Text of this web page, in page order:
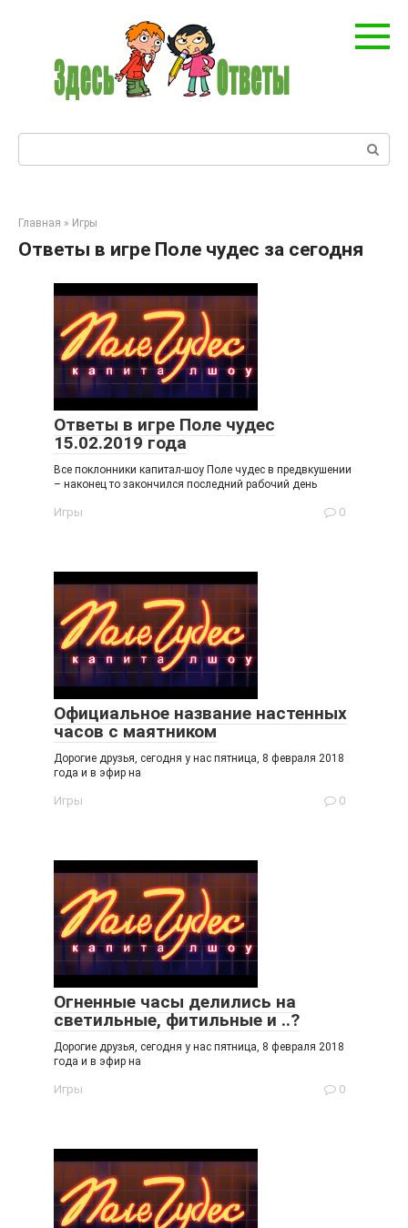
Поиск:
Главная » Игры
Ответы в игре Поле чудес за сегодня
Ответы в игре Поле чудес
15.02.2019 года
Все поклонники капитал-шоу Поле чудес в предвкушении
– наконец то закончился последний рабочий день
Игры 0
Официальное название настенных
часов с маятником
Дорогие друзья, сегодня у нас пятница, 8 февраля 2018
года и в эфир на
Игры 0
Огненные часы делились на
светильные, фитильные и ..?
Дорогие друзья, сегодня у нас пятница, 8 февраля 2018
года и в эфир на
Игры 0